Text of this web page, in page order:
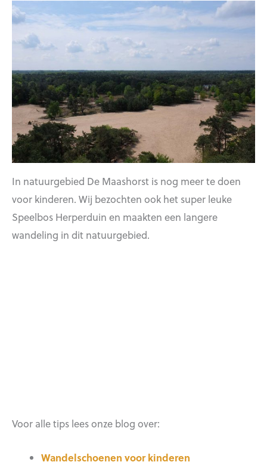
In natuurgebied De Maashorst is nog meer te doen
voor kinderen. Wij bezochten ook het super leuke
Speelbos Herperduin en maakten een langere
wandeling in dit natuurgebied.
Voor alle tips lees onze blog over:
Wandelschoenen voor kinderen